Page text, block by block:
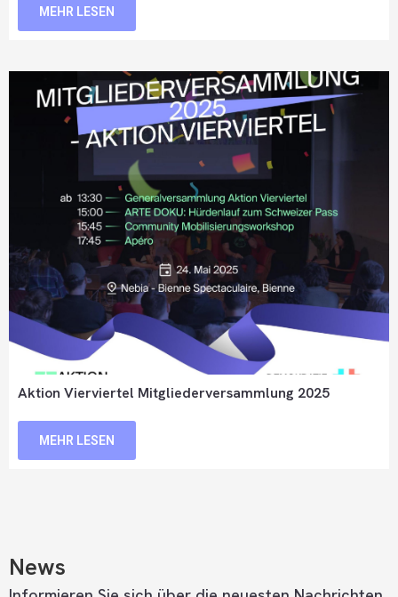
MEHR LESEN
Aktion Vierviertel Mitgliederversammlung 2025
MEHR LESEN
News